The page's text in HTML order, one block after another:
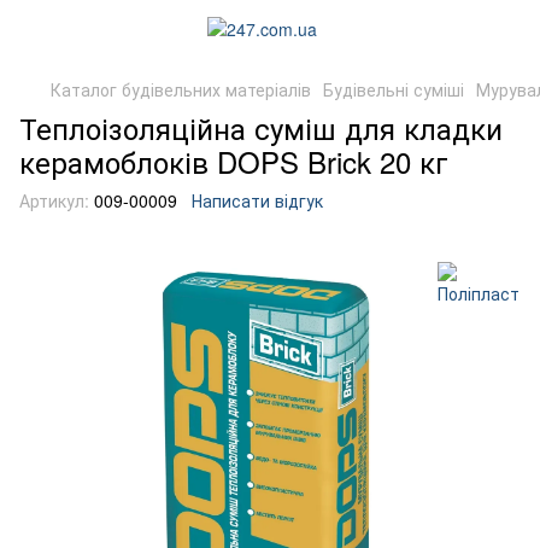
Каталог будівельних матеріалів Будівельні суміші
Теплоізоляційна суміш для кладки
керамоблоків DOPS Brick 20 кг
Артикул: 009-00009 Написати відгук